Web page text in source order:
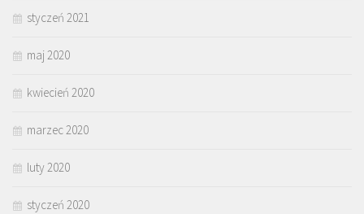
styczeń 2021
maj 2020
kwiecień 2020
marzec 2020
luty 2020
styczeń 2020